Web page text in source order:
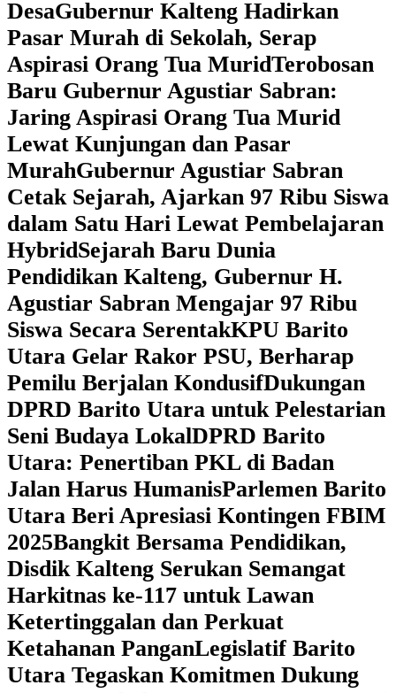
Desa‎Gubernur Kalteng Hadirkan
Pasar Murah di Sekolah, Serap
Aspirasi Orang Tua Murid‎Terobosan
Baru Gubernur Agustiar Sabran:
Jaring Aspirasi Orang Tua Murid
Lewat Kunjungan dan Pasar
MurahGubernur Agustiar Sabran
Cetak Sejarah, Ajarkan 97 Ribu Siswa
dalam Satu Hari Lewat Pembelajaran
HybridSejarah Baru Dunia
Pendidikan Kalteng, Gubernur H.
Agustiar Sabran Mengajar 97 Ribu
Siswa Secara SerentakKPU Barito
Utara Gelar Rakor PSU, Berharap
Pemilu Berjalan KondusifDukungan
DPRD Barito Utara untuk Pelestarian
Seni Budaya LokalDPRD Barito
Utara: Penertiban PKL di Badan
Jalan Harus HumanisParlemen Barito
Utara Beri Apresiasi Kontingen FBIM
2025‎Bangkit Bersama Pendidikan,
Disdik Kalteng Serukan Semangat
Harkitnas ke-117 untuk Lawan
Ketertinggalan dan Perkuat
Ketahanan PanganLegislatif Barito
Utara Tegaskan Komitmen Dukung